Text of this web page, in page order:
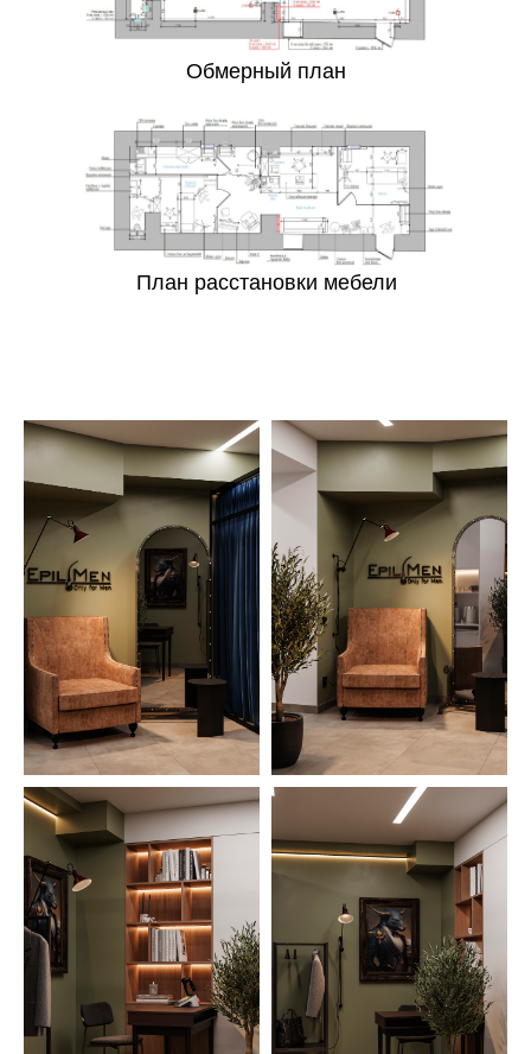
Обмерный план
План расстановки мебели